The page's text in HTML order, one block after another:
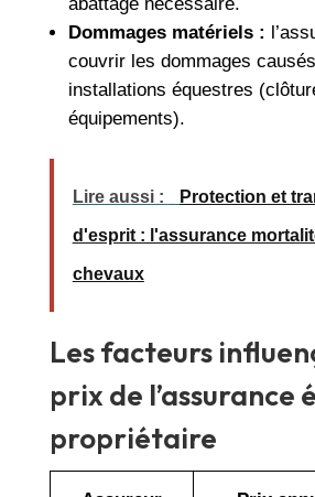
Dommages matériels :
couvrir les dommages
installations équestres
équipements).
Lire aussi : Protection et
d'esprit : l'assurance
chevaux
Les facteurs
prix de l’assurance
propriétaire